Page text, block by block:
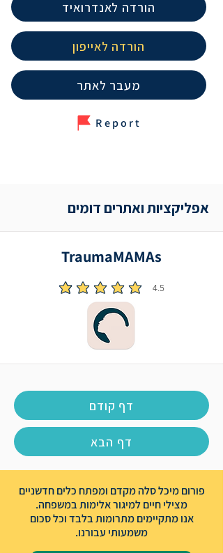
הורדה לאנדרואיד
הורדה לאייפון
מעבר לאתר
Report
אפליקציות ואתרים דומים
TraumaMAMAs
4.5 הדירוג הממוצא הוא 4.5 מתוך 5
דף קודם
דף הבא
פורום מיכל סלה מקדם ומפתח כלים חדשניים
מצילי חיים למיגור אלימות במשפחה.
אנו מתקיימים מתרומות בלבד וכל סכום
משמעותי עבורנו.